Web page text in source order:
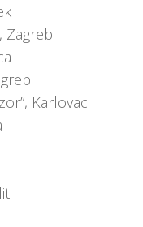
Zagreb
Karlovac